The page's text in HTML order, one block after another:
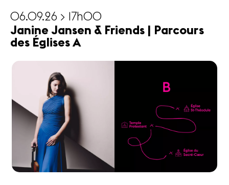
06.09.26 > 17h00
Janine Jansen & Friends | Parcours
des Églises A